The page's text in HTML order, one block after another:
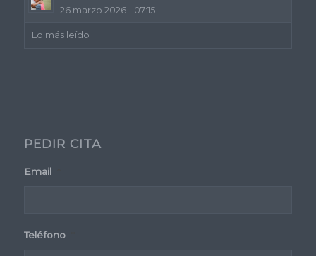
26 marzo 2026 - 07:15
Lo más leído
PEDIR CITA
Email
Teléfono